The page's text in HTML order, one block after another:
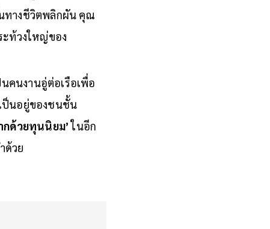
ทางชีวิตพลิกผัน คุณ
ะท้วงใหญ่ของ
คนงานอู่ต่อเรือเพื่อ
ป็นอยู่ของชนชั้น
กด้วยทุนนิยม’ในอีก
ด้วย